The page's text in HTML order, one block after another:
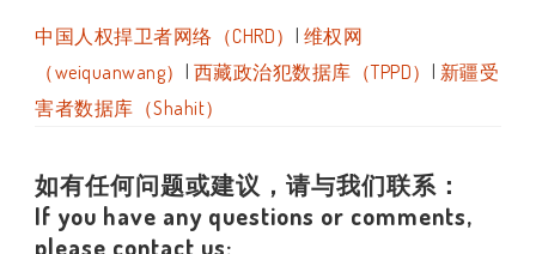
中国人权捍卫者网络（CHRD） | 维权网
（weiquanwang） | 西藏政治犯数据库（TPPD） | 新疆受
害者数据库（Shahit）
如有任何问题或建议，请与我们联系：
If you have any questions or comments,
please contact us: